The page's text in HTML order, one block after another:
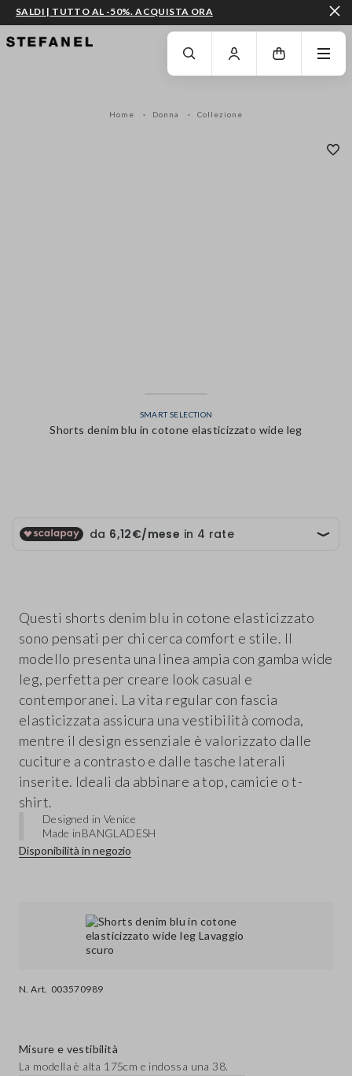
VAI AL CONTENUTO PRINCIPALE SCENDI AL FONDO DELLA PAGINA
SALDI | TUTTO AL -50%. ACQUISTA ORA
Home Donna Collezione
SMART SELECTION
Shorts denim blu in cotone elasticizzato wide leg
N. Art. 003570989
Questi shorts denim blu in cotone elasticizzato
sono pensati per chi cerca comfort e stile. Il
modello presenta una linea ampia con gamba wide
leg, perfetta per creare look casual e
contemporanei. La vita regular con fascia
elasticizzata assicura una vestibilità comoda,
mentre il design essenziale è valorizzato dalle
cuciture a contrasto e dalle tasche laterali
inserite. Ideali da abbinare a top, camicie o t-
shirt.
Designed in Venice
Made inBANGLADESH
Disponibilità in negozio
Misure e vestibilità
La modella è alta 175cm e indossa una 38.